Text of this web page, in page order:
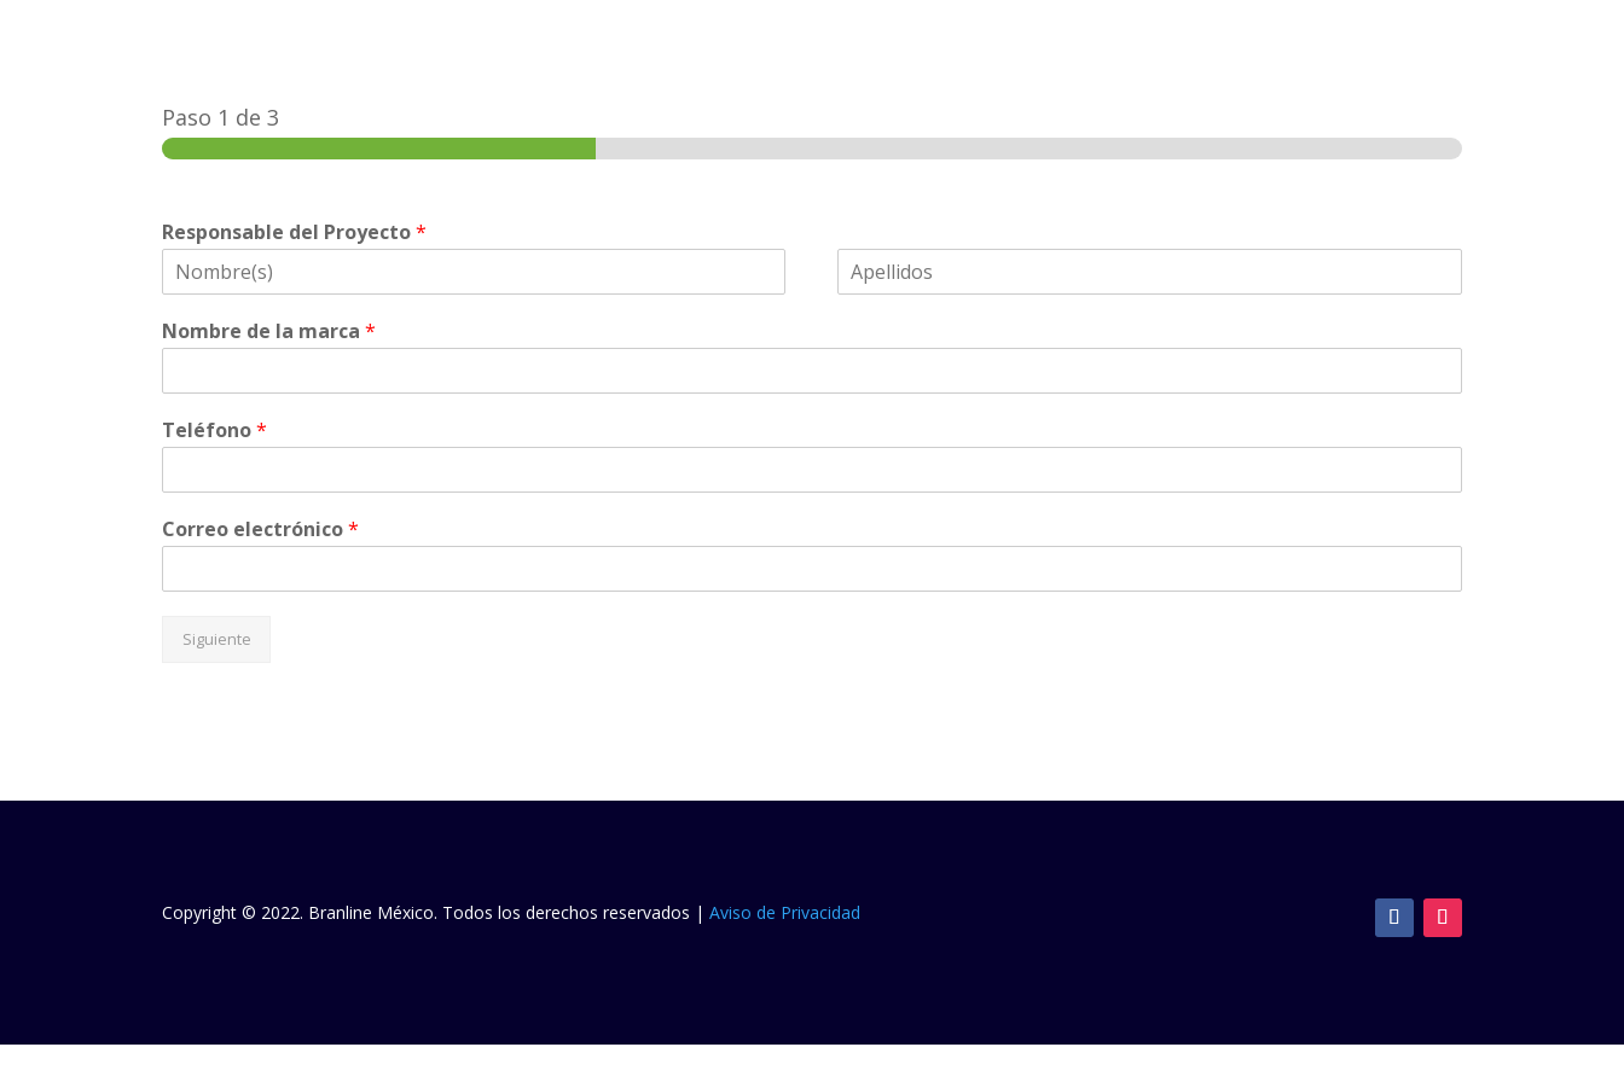
Paso 1 de 3
Responsable del Proyecto*
Nombre de la marca*
Teléfono*
Correo electrónico*
Siguiente
Copyright © 2022. Branline México. Todos los derechos reservados |Aviso de Privacidad